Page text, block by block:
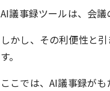
AI議事録ツールは、会
しかし、その利便性と
す。
ここでは、AI議事録が